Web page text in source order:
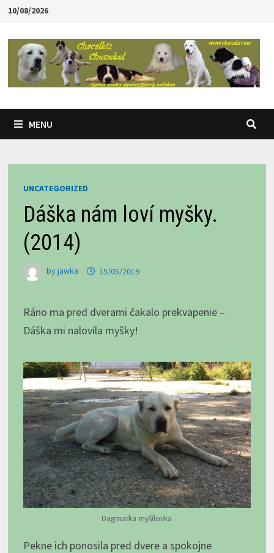
Skip
content
10/08/2026
MENU
UNCATEGORIZED
Dáška nám loví myšky.
(2014)
byjawka 15/05/2019
Ráno ma pred dverami čakalo prekvapenie –
Dáška mi nalovila myšky!
Dagmarka myšilovka
Pekne ich ponosila pred dvere a spokojne